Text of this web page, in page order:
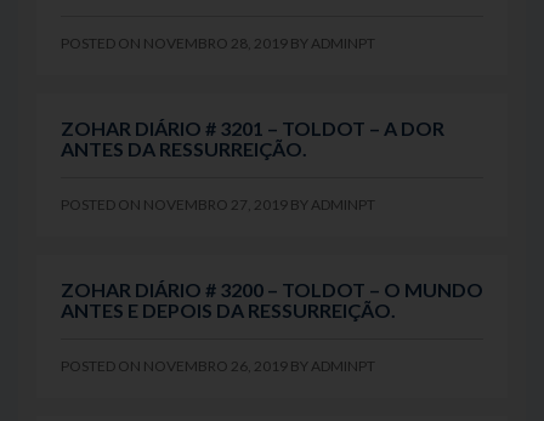
POSTED ON NOVEMBRO 28, 2019 BY ADMINPT
ZOHAR DIÁRIO # 3201 – TOLDOT – A DOR
ANTES DA RESSURREIÇÃO.
POSTED ON NOVEMBRO 27, 2019 BY ADMINPT
ZOHAR DIÁRIO # 3200 – TOLDOT – O MUNDO
ANTES E DEPOIS DA RESSURREIÇÃO.
POSTED ON NOVEMBRO 26, 2019 BY ADMINPT